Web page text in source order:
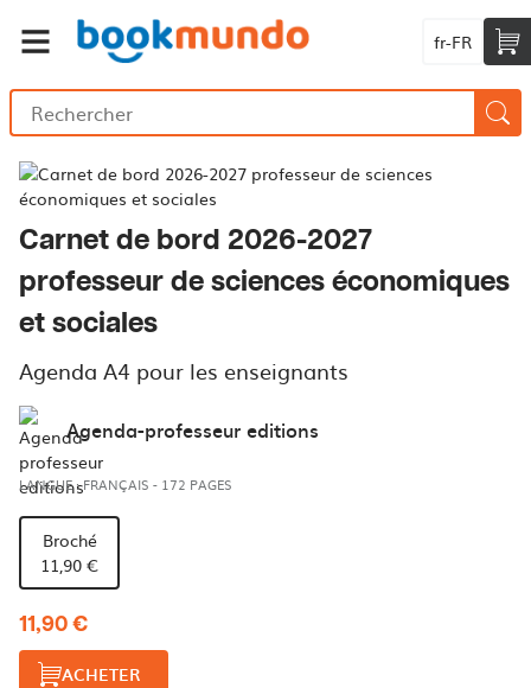
fr-FR
Carnet de bord 2026-2027
professeur de sciences économiques
et sociales
Agenda A4 pour les enseignants
Agenda-professeur editions
LANGUE : FRANÇAIS - 172 PAGES
Broché
11,90 €
11,90 €
ACHETER